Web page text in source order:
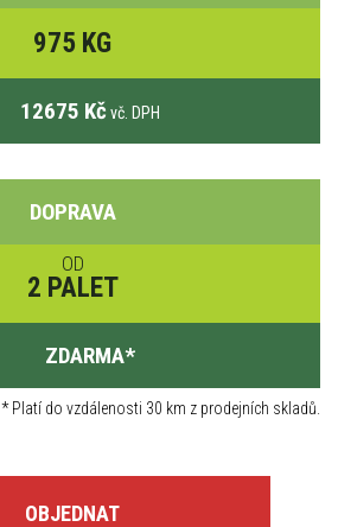
975 KG
12675 Kč vč. DPH
DOPRAVA
OD
2 PALET
ZDARMA*
*Platí do vzdálenosti 30 km z prodejních skladů.
OBJEDNAT